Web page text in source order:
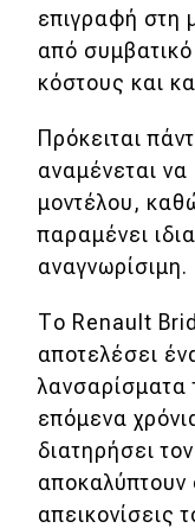
επιγραφή στη
από
κόστους και
Πρόκειται
αναμένεται
μοντέλου,
παραμένει
αναγνωρίσιμη.
Το Renault
αποτελέσει
λανσαρίσματα
επόμενα
διατηρήσει
αποκαλύπτουν
απεικονίσεις